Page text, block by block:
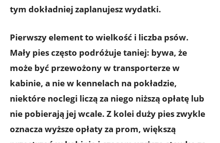
tym dokładniej zaplanujesz wydatki.
Pierwszy element to wielkość i liczba psów.
Mały pies często podróżuje taniej: bywa, że
może być przewożony w transporterze w
kabinie, a nie w kennelach na pokładzie,
niektóre noclegi liczą za niego niższą opłatę lub
nie pobierają jej wcale. Z kolei duży pies zwykle
oznacza wyższe opłaty za prom, większą